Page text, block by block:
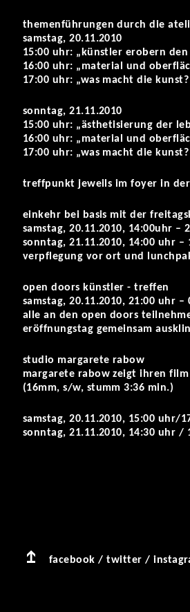
themenführungen durch die
samstag, 20.11.2010
15:00 uhr: „künstler erobern
16:00 uhr: „material und
17:00 uhr: „was macht die
sonntag, 21.11.2010
15:00 uhr: „ästhetisierung der
16:00 uhr: „material und
17:00 uhr: „was macht die
treffpunkt jeweils im foyer in
einkehr bei basis mit der
samstag, 20.11.2010, 14:00uhr –
sonntag, 21.11.2010, 14:00 uhr –
verpflegung vor ort und
open doors künstler - treffen
samstag, 20.11.2010, 21:00 uhr –
alle an den open doors
eröffnungstag gemeinsam
studio margarete rabow
margarete rabow zeigt ihren
(16mm, s/w, stumm 3:36 min.)
samstag, 20.11.2010, 15:00 uhr/
sonntag, 21.11.2010, 14:30 uhr /
facebook /twitter /